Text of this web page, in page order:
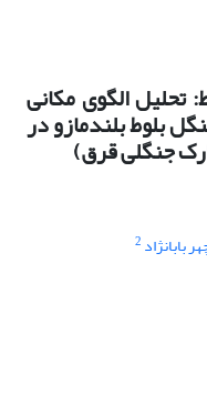
الگوی مکانی
بلوط بلندمازو در
جنگلی قرق)
بابانژاد 2